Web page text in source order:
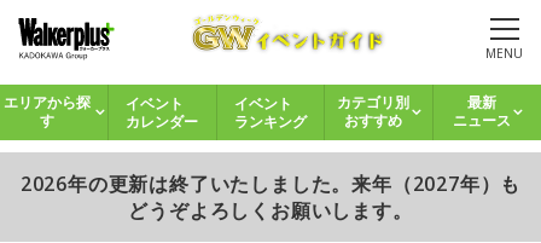
MENU
エリアから探
す
イベント
カレンダー
イベント
ランキング
カテゴリ別
おすすめ
最新
ニュース
2026年の更新は終了いたしました。来年（2027年）も
どうぞよろしくお願いします。